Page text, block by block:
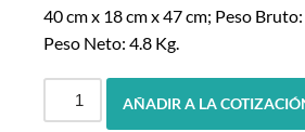
40 cm x 18 cm x 47 cm; Peso
Peso Neto: 4.8 Kg.
AÑADIR A LA